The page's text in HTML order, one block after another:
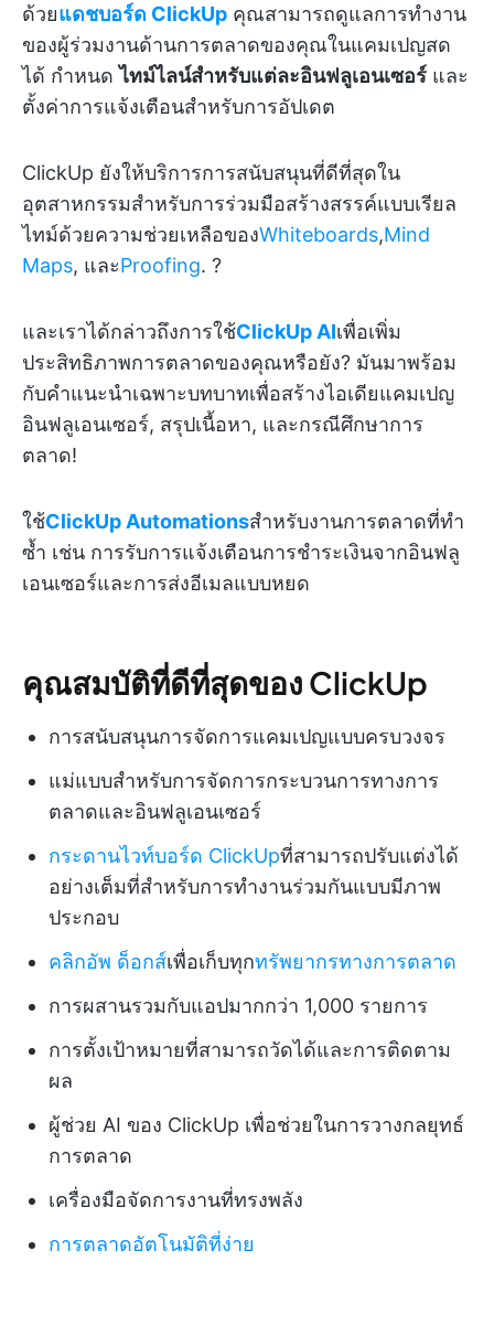
ด้วยแดชบอร์ด ClickUp คุณสามารถดูแลการทำงาน
ของผู้ร่วมงานด้านการตลาดของคุณในแคมเปญสด
ได้ กำหนดไทม์ไลน์สำหรับแต่ละอินฟลูเอนเซอร์ และ
ตั้งค่าการแจ้งเตือนสำหรับการอัปเดต
ClickUp ยังให้บริการการสนับสนุนที่ดีที่สุดใน
อุตสาหกรรมสำหรับการร่วมมือสร้างสรรค์แบบเรียล
ไทม์ด้วยความช่วยเหลือของWhiteboards,Mind
Maps, และProofing. ?
และเราได้กล่าวถึงการใช้ClickUp AIเพื่อเพิ่ม
ประสิทธิภาพการตลาดของคุณหรือยัง? มันมาพร้อม
กับคำแนะนำเฉพาะบทบาทเพื่อสร้างไอเดียแคมเปญ
อินฟลูเอนเซอร์, สรุปเนื้อหา, และกรณีศึกษาการ
ตลาด!
ใช้ClickUp Automationsสำหรับงานการตลาดที่ทำ
ซ้ำ เช่น การรับการแจ้งเตือนการชำระเงินจากอินฟลู
เอนเซอร์และการส่งอีเมลแบบหยด
คุณสมบัติที่ดีที่สุดของ ClickUp
การสนับสนุนการจัดการแคมเปญแบบครบวงจร
แม่แบบสำหรับการจัดการกระบวนการทางการ
ตลาดและอินฟลูเอนเซอร์
กระดานไวท์บอร์ด ClickUpที่สามารถปรับแต่งได้
อย่างเต็มที่สำหรับการทำงานร่วมกันแบบมีภาพ
ประกอบ
คลิกอัพ ด็อกส์เพื่อเก็บทุกทรัพยากรทางการตลาด
การผสานรวมกับแอปมากกว่า 1,000 รายการ
การตั้งเป้าหมายที่สามารถวัดได้และการติดตาม
ผล
ผู้ช่วย AI ของ ClickUp เพื่อช่วยในการวางกลยุทธ์
การตลาด
เครื่องมือจัดการงานที่ทรงพลัง
การตลาดอัตโนมัติที่ง่าย